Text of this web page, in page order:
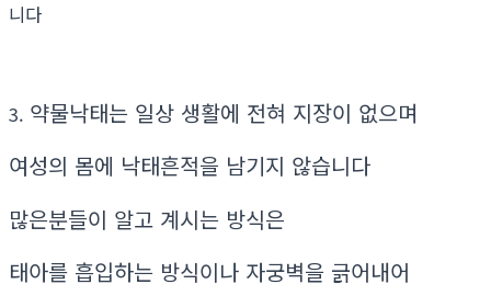
니다
3. 약물낙태는 일상 생활에 전혀 지장이 없으며
여성의 몸에 낙태흔적을 남기지 않습니다
많은분들이 알고 계시는 방식은
태아를 흡입하는 방식이나 자궁벽을 긁어내어